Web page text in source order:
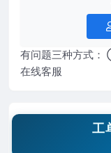
有问题三种方式
在线客服
工